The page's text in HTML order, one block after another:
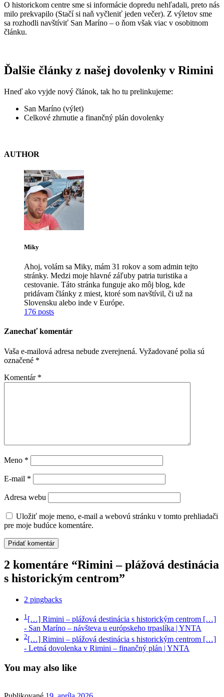
O historickom centre sme si informácie dopredu nehľadali, preto nás
milo prekvapilo (Stačí si naň vyčleniť jeden večer). Z výletov sme
sa rozhodli navštíviť San Maríno – o ňom však viac v osobitnom
článku.
Ďalšie články z našej dovolenky v Rimini
Hneď ako vyjde nový článok, tak ho tu prelinkujeme:
San Maríno (výlet)
Celkové zhrnutie a finančný plán dovolenky
AUTHOR
Miky
Ahoj, volám sa Miky, mám 31 rokov a som admin tejto
stránky. Medzi moje hlavné záľuby patria turistika a
cestovanie. Táto stránka funguje ako môj blog, kde
pridávam články z miest, ktoré som navštívil, či už na
Slovensku alebo inde v Európe.
176 posts
Zanechať komentár
Vaša e-mailová adresa nebude zverejnená. Vyžadované polia sú
označené *
Komentár *
Meno *
E-mail *
Adresa webu
Uložiť moje meno, e-mail a webovú stránku v tomto prehliadači
pre moje budúce komentáre.
2 komentáre “Rimini – plážová destinácia
s historickým centrom”
2 pingbacks
1 […] Rimini – plážová destinácia s historickým centrom […]
- San Maríno – návšteva u európskeho trpaslíka | YNTA
2[…] Rimini – plážová destinácia s historickým centrom […]
- Letná dovolenka v Rimini – finančný plán | YNTA
You may also like